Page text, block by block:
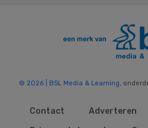
© 2026 | BSL Media & Learning,
Contact
Adverteren